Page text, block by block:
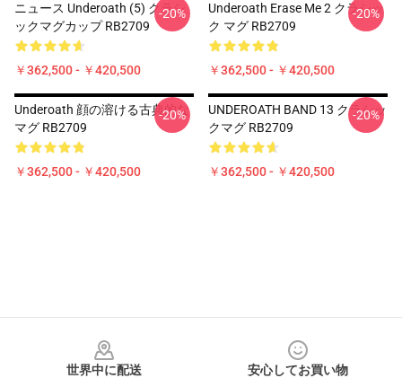
ニュース Underoath (5) クラシ
ックマグカップ RB2709
￥362,500 - ￥420,500
-20%
Underoath Erase Me 2 クラシッ
ク マグ RB2709
￥362,500 - ￥420,500
-20%
Underoath 顔の溶ける古典的な
マグ RB2709
￥362,500 - ￥420,500
-20%
UNDEROATH BAND 13 クラシッ
クマグ RB2709
￥362,500 - ￥420,500
-20%
世界中に配送
安心してお買い物